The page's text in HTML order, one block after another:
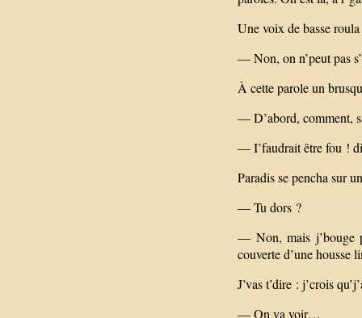
Une voix de basse
— Non, on n’peut pas
À cette parole un
— D’abord, comment,
— I’faudrait être fou !
Paradis se pencha sur
— Tu dors ?
— Non, mais j’bouge
couverte d’une housse
J’vas t’dire : j’crois
— On va voir…